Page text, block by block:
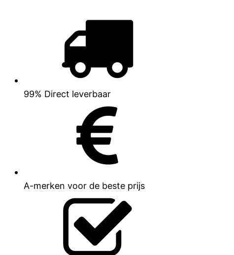
99% Direct leverbaar
A-merken voor de beste prijs